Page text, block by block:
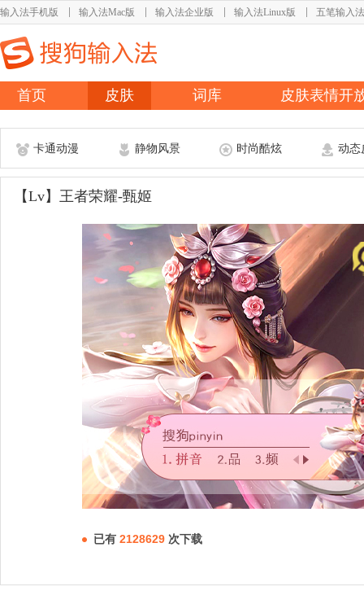
输入法手机版 输入法Mac版 输入法企业版 输入法Linux版 五笔输入法
首页 皮肤 词库 皮肤表情开
卡通动漫 静物风景 时尚酷炫 动态
【Lv】王者荣耀-甄姬
已有 2128629 次下载